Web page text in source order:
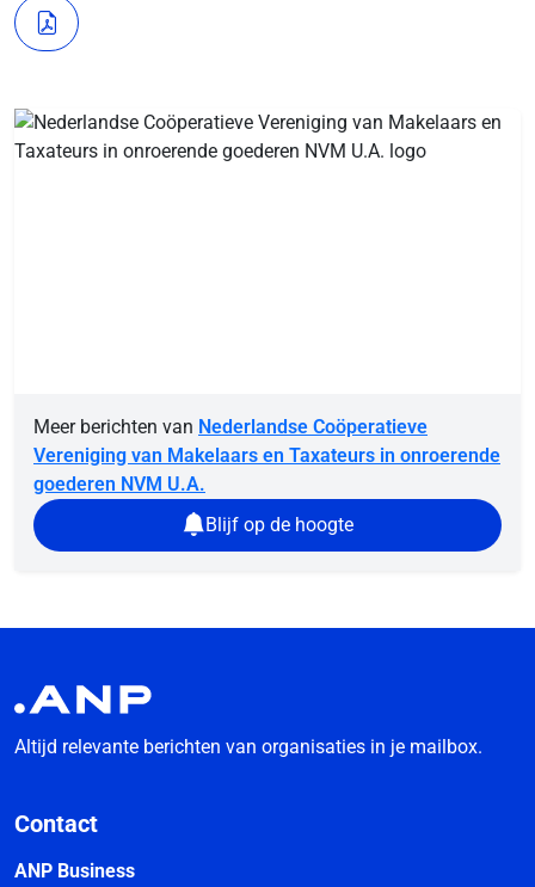
Meer berichten van Nederlandse Coöperatieve
Vereniging van Makelaars en Taxateurs in onroerende
goederen NVM U.A.
Blijf op de hoogte
Altijd relevante berichten van organisaties in je mailbox.
Contact
ANP Business